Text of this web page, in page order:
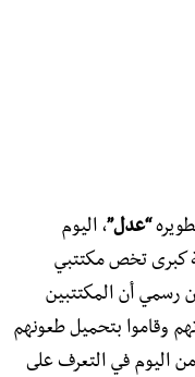
“عدل”، اليوم
عملية كبرى تخص مكتتبي
رسمي أن المكتتبين
وقاموا بتحميل طعونهم
من اليوم في التعرف على